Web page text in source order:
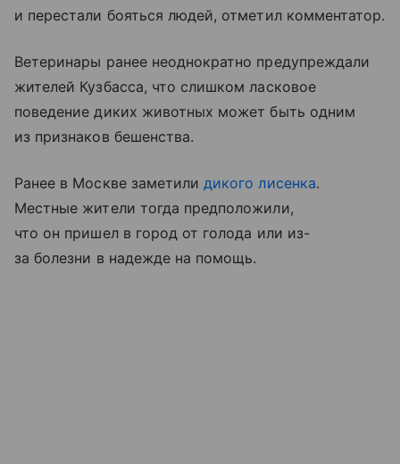
и перестали бояться людей, отметил комментатор.
Ветеринары ранее неоднократно предупреждали
жителей Кузбасса, что слишком ласковое
поведение диких животных может быть одним
из признаков бешенства.
Ранее в Москве заметилидикого лисенка.
Местные жители тогда предположили,
что он пришел в город от голода или из-
за болезни в надежде на помощь.